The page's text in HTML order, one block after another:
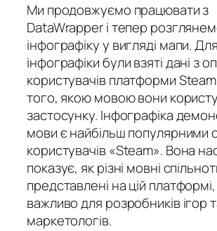
Ми продовжуємо працювати з
DataWrapper і тепер
інфографіку у вигляді мапи.
інфографіки були взяті дані з
користувачів платформи
того, якою мовою вони
застосунку. Інфографіка
мови є найбільш популярними
користувачів «Steam». Вона
показує, як різні мовні
представлені на цій
важливо для розробників ігор
маркетологів.